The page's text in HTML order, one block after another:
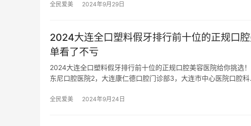
全民爱美 2024年9月29日
2024大连全口塑料假牙排行前十位的正规口
单看了不亏
2024大连全口塑料假牙排行前十位的正规口腔美容医院给你挑选
东尼口腔医院2，大连康仁德口腔门诊部3，大连市中心医院口腔
全民爱美 2024年9月24日